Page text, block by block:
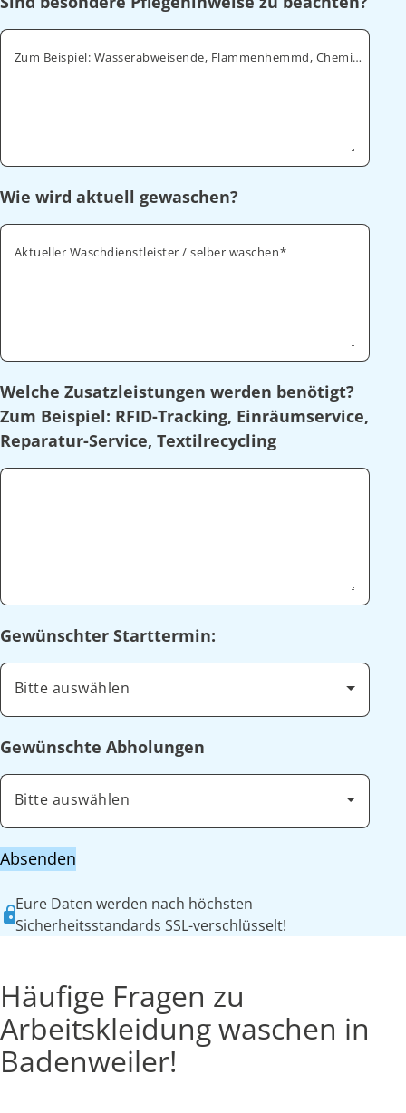
Zum Beispiel: Wasserabweisende, Flammenhemmd, Chemikalienabweisende
Wie wird aktuell gewaschen?
Aktueller Waschdienstleister / selber waschen
Welche Zusatzleistungen werden benötigt?
Zum Beispiel: RFID-Tracking, Einräumservice,
Reparatur-Service, Textilrecycling
Gewünschter Starttermin:
Bitte auswählen
Gewünschte Abholungen
Bitte auswählen
Absenden
Eure Daten werden nach höchsten
Sicherheitsstandards SSL-verschlüsselt!
Häufige Fragen zu
Arbeitskleidung waschen in
Badenweiler!